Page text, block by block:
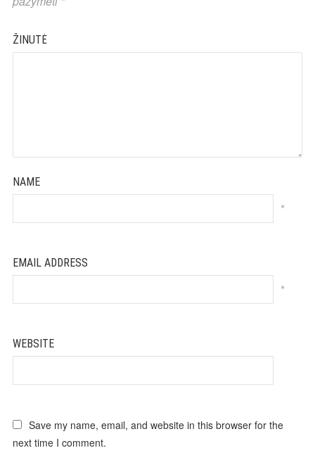
ŽINUTĖ
NAME
*
EMAIL ADDRESS
*
WEBSITE
Save my name, email, and website in this browser for the
next time I comment.